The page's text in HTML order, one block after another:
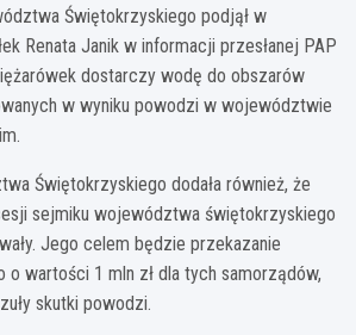
Świętokrzyskiego podjął w
Renata Janik w informacji przesłanej PAP
dostarczy wodę do obszarów
w wyniku powodzi w województwie
Świętokrzyskiego dodała również, że
sejmiku województwa świętokrzyskiego
Jego celem będzie przekazanie
o wartości 1 mln zł dla tych samorządów,
skutki powodzi.